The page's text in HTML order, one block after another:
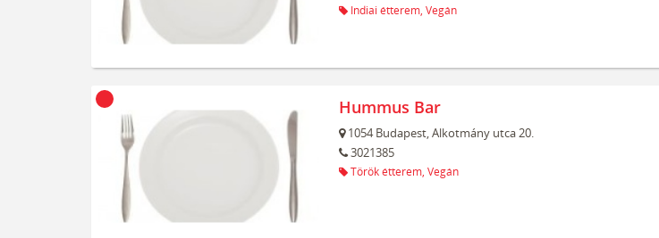
Indiai étterem, Vegán
Hummus Bar
1054 Budapest,Alkotmány utca 20.
3021385
Török étterem, Vegán